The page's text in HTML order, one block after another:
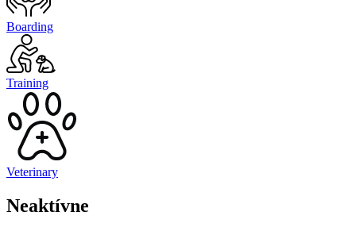
Boarding
Training
Veterinary
Neaktívne